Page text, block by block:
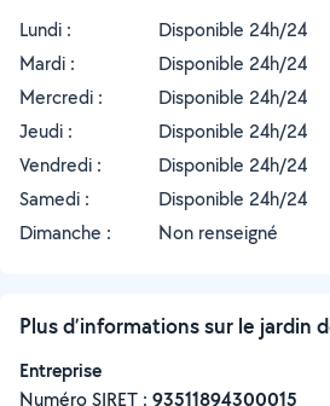
Lundi :
Disponible 24h/24
Mardi :
Disponible 24h/24
Mercredi :
Disponible 24h/24
Jeudi :
Disponible 24h/24
Vendredi :
Disponible 24h/24
Samedi :
Disponible 24h/24
Dimanche :
Non renseigné
Plus d’informations sur le jardin
Entreprise
Numéro SIRET : ‍93511894300015